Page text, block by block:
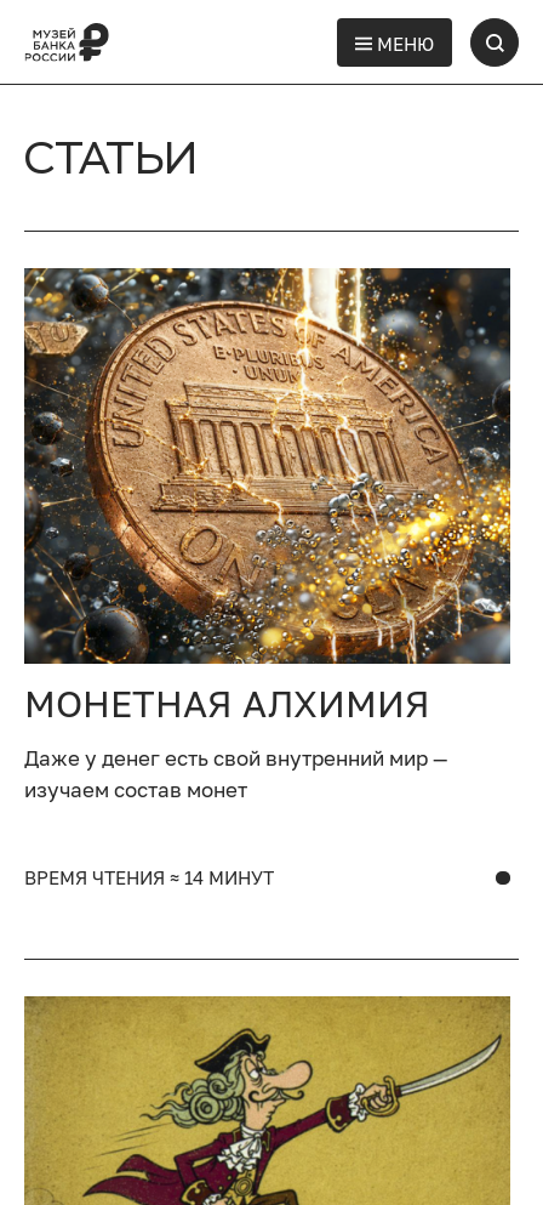
МЕНЮ
СТАТЬИ
МОНЕТНАЯ АЛХИМИЯ
Даже у денег есть свой внутренний мир —
изучаем состав монет
ВРЕМЯ ЧТЕНИЯ ≈ 14 МИНУТ